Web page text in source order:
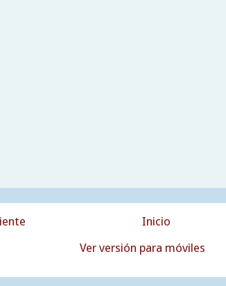
Inicio
Ver versión para móviles